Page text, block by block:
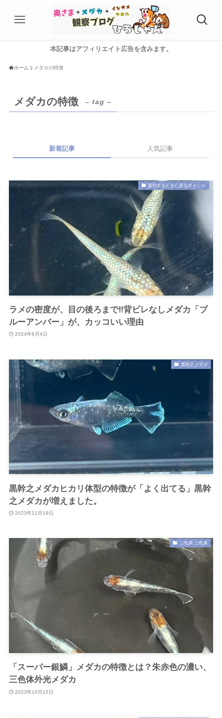
本記事はアフィリエイト広告を含みます。
ホーム メダカの特徴
メダカの特徴 – tag –
新着記事 人気記事
選別するときに見るポイント
ラメの密度が、目の後ろまで‼背ビレなしメダカ「ブ
ルーアンバー」が、カッコいい理由
2024年6月4日
黒幹之メダカ
黒幹之メダカヒカリ体型の特徴が「よく出てる」黒幹
之メダカが増えました。
2023年11月19日
二色系:三色系
「スーパー銀鱗」メダカの特徴とは？朱赤色の濃い、
三色体外光メダカ
2023年10月22日